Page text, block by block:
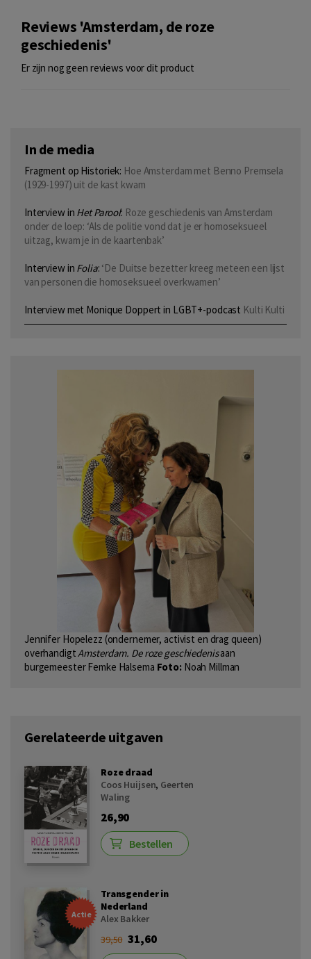
Reviews 'Amsterdam, de roze
geschiedenis'
Er zijn nog geen reviews voor dit product
In de media
Fragment op Historiek: Hoe Amsterdam met Benno Premsela
(1929-1997) uit de kast kwam
Interview in Het Parool: Roze geschiedenis van Amsterdam
onder de loep: ‘Als de politie vond dat je er homoseksueel
uitzag, kwam je in de kaartenbak’
Interview in Folia: ‘De Duitse bezetter kreeg meteen een lijst
van personen die homoseksueel overkwamen’
Interview met Monique Doppert in LGBT+-podcast Kulti Kulti
Jennifer Hopelezz (ondernemer, activist en drag queen)
overhandigt Amsterdam. De roze geschiedenisaan
burgemeester Femke Halsema Foto:Noah Millman
Gerelateerde uitgaven
Roze draad
Coos Huijsen, Geerten
Waling
26,90
Bestellen
Actie
Transgender in
Nederland
Alex Bakker
39,50 31,60